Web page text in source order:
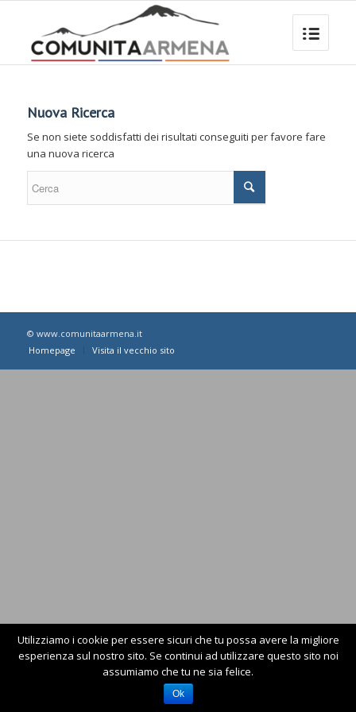
Nuova Ricerca
Se non siete soddisfatti dei risultati conseguiti per favore fare
una nuova ricerca
© www.comunitaarmena.it
Homepage
Visita il vecchio sito
Utilizziamo i cookie per essere sicuri che tu possa avere la migliore
esperienza sul nostro sito. Se continui ad utilizzare questo sito noi
assumiamo che tu ne sia felice.
Ok